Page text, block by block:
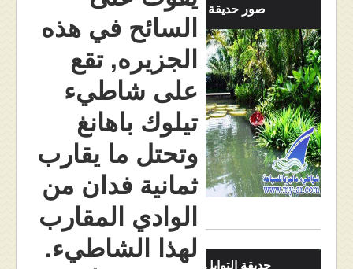
السائح في هذه
الجزيره, تقع
على شاطيء
تيلوك باهانغ
وتحتل ما يقارب
ثمانية فدان من
الوادي المقارب
لهذا الشاطيء.
صور حديقة التوابل
حديقة التوابل بالصور